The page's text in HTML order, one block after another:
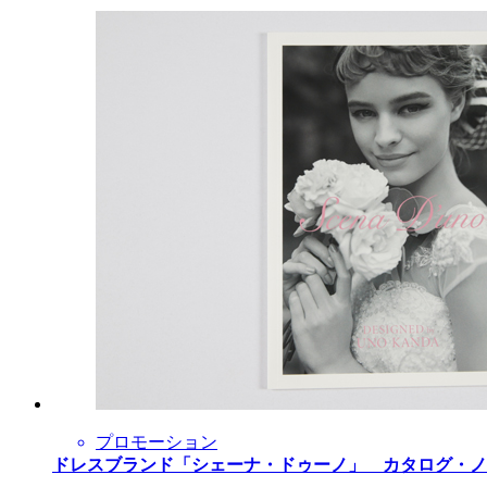
プロモーション
ドレスブランド「シェーナ・ドゥーノ」 カタログ・